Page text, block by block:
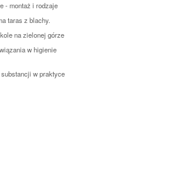
- montaż i rodzaje
taras z blachy.
na zielonej górze
w higienie
w praktyce